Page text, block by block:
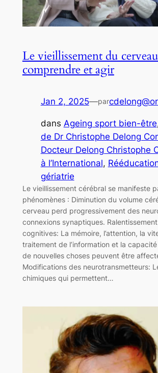
Le vieillissement du
comprendre et agir
Jan 2, 2025—par
dans Ageing sport bien-être
de Dr Christophe Delong
Docteur Delong Christophe
à l’International,
gériatrie
Le vieillissement cérébral se manifeste
phénomènes : Diminution du volume
cerveau perd progressivement des
connexions synaptiques.
cognitives: La mémoire, l’attention, la
traitement de l’information et la
de nouvelles choses peuvent être
Modifications des neurotransmetteurs:
chimiques qui permettent…